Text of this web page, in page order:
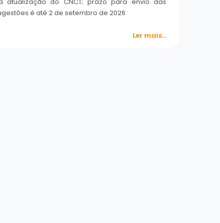
é até 2 de setembro de 2026
Ler mais...